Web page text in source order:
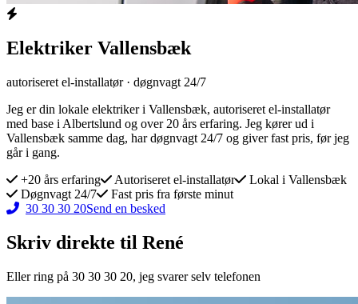
Elektriker Vallensbæk
autoriseret el-installatør · døgnvagt 24/7
Jeg er din lokale elektriker i Vallensbæk, autoriseret el-installatør
med base i Albertslund og over 20 års erfaring. Jeg kører ud i
Vallensbæk samme dag, har døgnvagt 24/7 og giver fast pris, før jeg
går i gang.
+20 års erfaring
Autoriseret el-installatør
Lokal i Vallensbæk
Døgnvagt 24/7
Fast pris fra første minut
30 30 30 20Send en besked
Skriv direkte til René
Eller ring på 30 30 30 20, jeg svarer selv telefonen